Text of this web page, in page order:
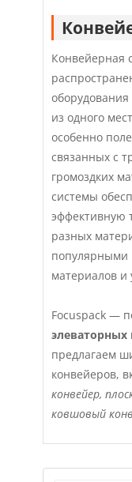
Конвейерная
из одного
особенно
связанных с
громоздких
системы
эффективную
разных
популярными
материалов и
Focuspack —
элеваторных
предлагаем
конвейеров,
конвейер,
ковшовый